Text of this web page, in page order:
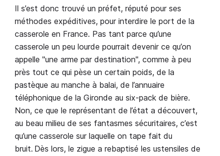
Il s’est donc trouvé un préfet, réputé pour ses
méthodes expéditives, pour interdire le port de la
casserole en France. Pas tant parce qu’une
casserole un peu lourde pourrait devenir ce qu’on
appelle "une arme par destination", comme à peu
près tout ce qui pèse un certain poids, de la
pastèque au manche à balai, de l’annuaire
téléphonique de la Gironde au six-pack de bière.
Non, ce que le représentant de l’état a découvert,
au beau milieu de ses fantasmes sécuritaires, c’est
qu’une casserole sur laquelle on tape fait du
bruit. Dès lors, le zigue a rebaptisé les ustensiles de